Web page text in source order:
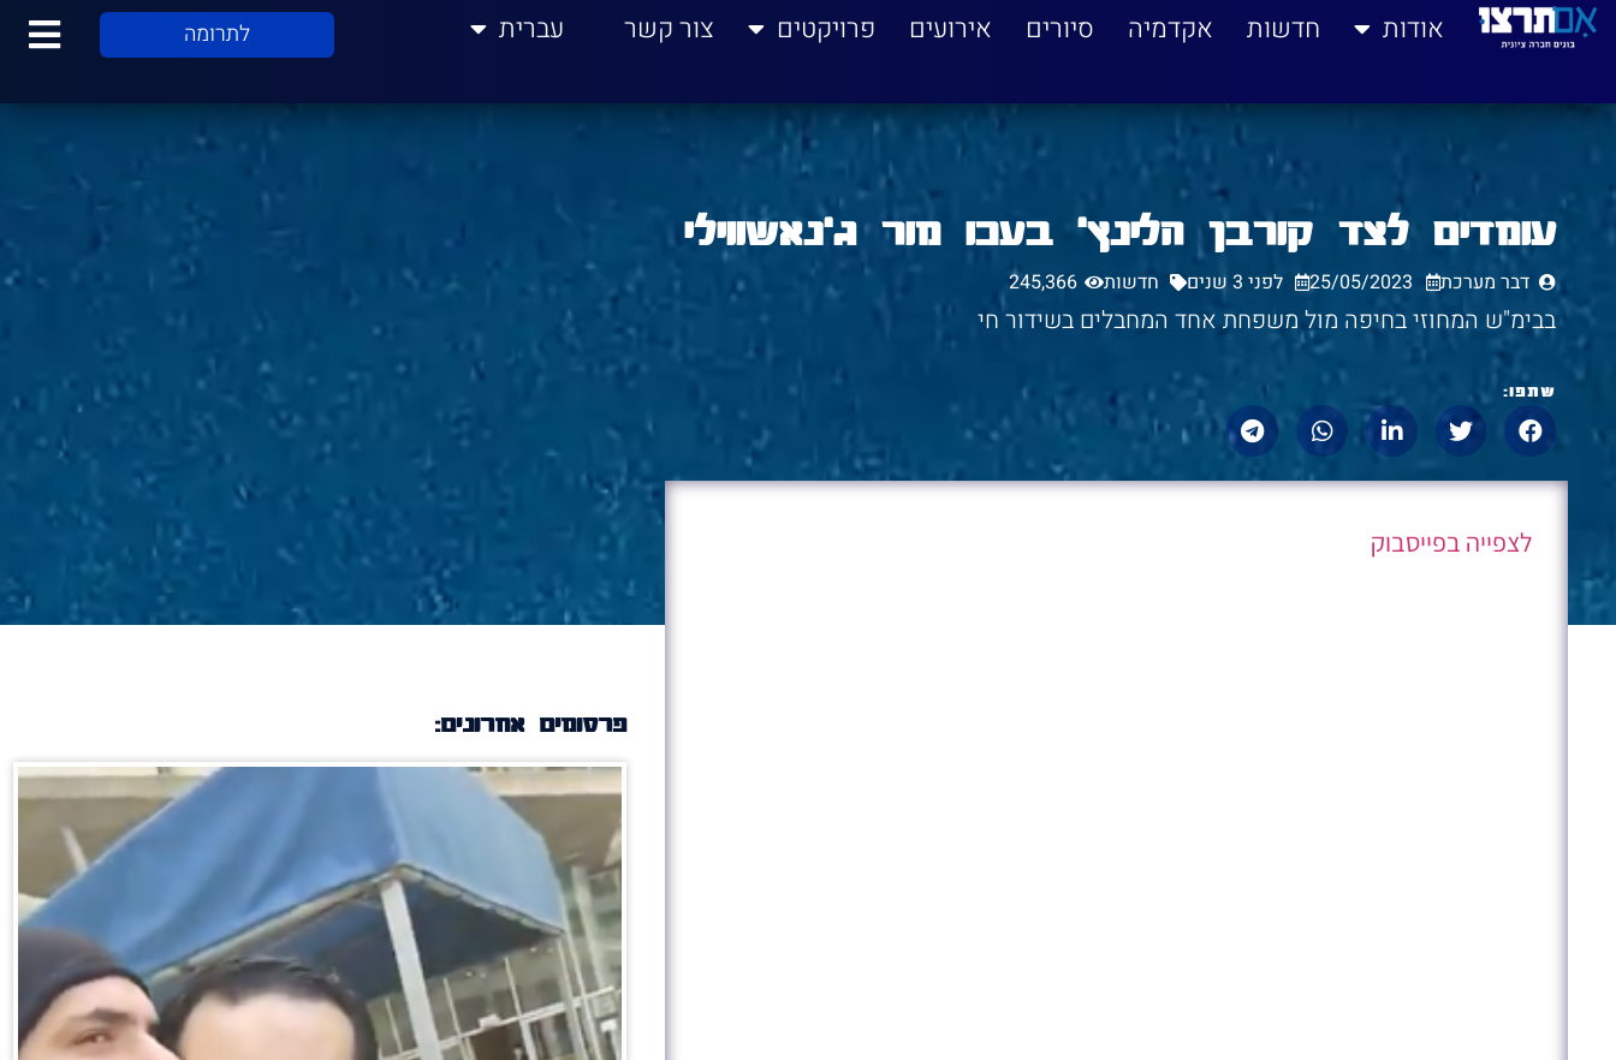
לתוכן אודות חדשות אקדמיה סיורים אירועים פרויקטים צור קשר עברית לתרומה
עומדים לצד קורבן הלינץ' בעכו מור ג'נאשווילי
דבר מערכת 25/05/2023 לפני 3 שנים חדשות 245,366
בבימ"ש המחוזי בחיפה מול משפחת אחד המחבלים בשידור חי
שתפו:
לצפייה בפייסבוק
פרסומים אחרונים: